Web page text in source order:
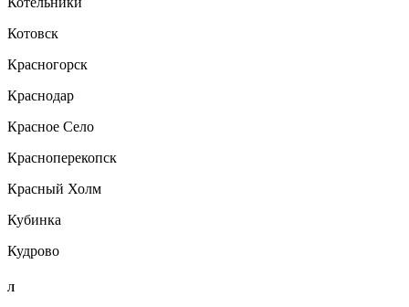
Котовск
Красногорск
Краснодар
Красное Село
Красноперекопск
Красный Холм
Кубинка
Кудрово
Л